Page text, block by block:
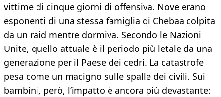
vittime di cinque giorni di offensiva. Nove erano
esponenti di una stessa famiglia di Chebaa colpita
da un raid mentre dormiva. Secondo le Nazioni
Unite, quello attuale è il periodo più letale da una
generazione per il Paese dei cedri. La catastrofe
pesa come un macigno sulle spalle dei civili. Sui
bambini, però, l’impatto è ancora più devastante: